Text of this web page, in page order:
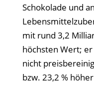
Schokolade und
mit rund 3,2
höchsten Wert;
nicht
bzw. 23,2 %